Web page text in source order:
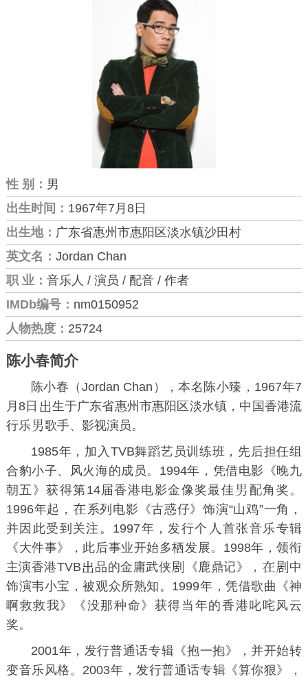
性 别： 男
出生时间： 1967年7月8日
出生地： 广东省惠州市惠阳区淡水镇沙田村
英文名： Jordan Chan
职 业： 音乐人 / 演员 / 配音 / 作者
IMDb编号： nm0150952
人物热度： 25724
陈小春简介
陈小春（Jordan Chan），本名陈小臻，1967年7
月8日
生于广东省惠州市惠阳区淡水镇，中国香港流
行乐
歌手、影视演员。
1985年，加入 TVB舞蹈艺员训练班，先后担任组
合豹小子、 风火海的成员。1994年，凭借电影《晚九
朝五 》获得第14届香港电影金像奖最佳
配角奖。
1996年起，
系列电影《古惑仔》饰演“山鸡”一角，
并因此受到关注。1997年，发行个
首张音乐专辑
《大件事》，此后事业开始多栖发展。1998年，领衔
主演香港TVB 品的金庸武侠 《鹿鼎记》，
中
饰演韦小宝 ，被观众所熟知。1999年，凭借歌曲《神
啊救救我》《没那种命》获得当年的香港叱咤风云
奖。
2001年，发行普通话专辑《抱一抱》，并开始转
变音乐风格。2003年，发行普通话专辑《算你狠》，